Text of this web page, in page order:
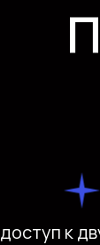
доступ к